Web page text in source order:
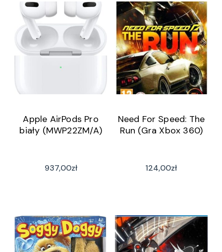
Apple AirPods Pro
biały (MWP22ZM/A)
937,00zł
Need For Speed: The
Run (Gra Xbox 360)
124,00zł